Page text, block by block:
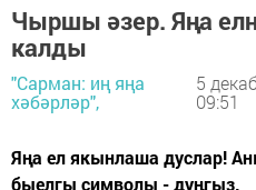
Чыршы әзер. Яңа
калды
"Сарман: иң яңа
хәбәрләр",
5
09:51
Яңа ел якынлаша дуслар!
быелгы символы - дуңгыз.